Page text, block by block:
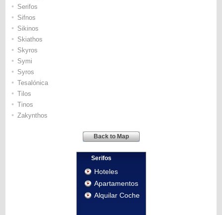
• Serifos
• Sifnos
• Sikinos
• Skiathos
• Skyros
• Symi
• Syros
• Tesalónica
• Tilos
• Tinos
• Zakynthos
Back to Map
Serifos
Hoteles
Apartamentos
Alquilar Coche